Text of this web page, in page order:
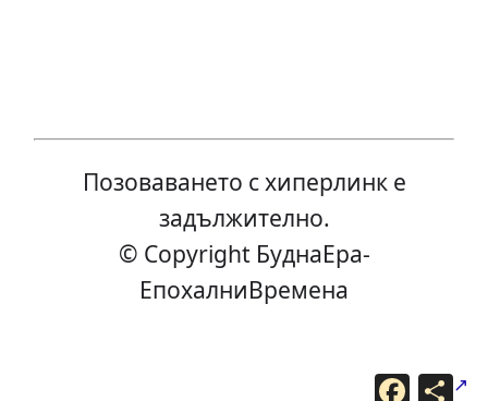
Позоваването с хиперлинк е
задължително.
© Copyright БуднаEра-
ЕпохалниВремена
F С